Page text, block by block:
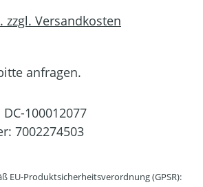
zzgl. Versandkosten
anfragen.
DC-100012077
7002274503
EU-Produktsicherheitsverordnung (GPSR):